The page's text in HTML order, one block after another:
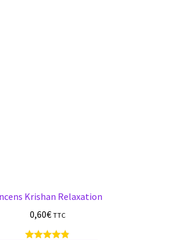
Krishan Relaxation
0,60€ TTC